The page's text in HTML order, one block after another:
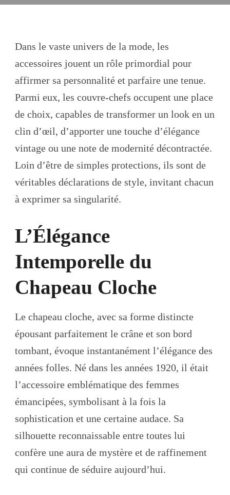
Dans le vaste univers de la mode, les
accessoires jouent un rôle primordial pour
affirmer sa personnalité et parfaire une tenue.
Parmi eux, les couvre-chefs occupent une place
de choix, capables de transformer un look en un
clin d’œil, d’apporter une touche d’élégance
vintage ou une note de modernité décontractée.
Loin d’être de simples protections, ils sont de
véritables déclarations de style, invitant chacun
à exprimer sa singularité.
L’Élégance
Intemporelle du
Chapeau Cloche
Le chapeau cloche, avec sa forme distincte
épousant parfaitement le crâne et son bord
tombant, évoque instantanément l’élégance des
années folles. Né dans les années 1920, il était
l’accessoire emblématique des femmes
émancipées, symbolisant à la fois la
sophistication et une certaine audace. Sa
silhouette reconnaissable entre toutes lui
confère une aura de mystère et de raffinement
qui continue de séduire aujourd’hui.